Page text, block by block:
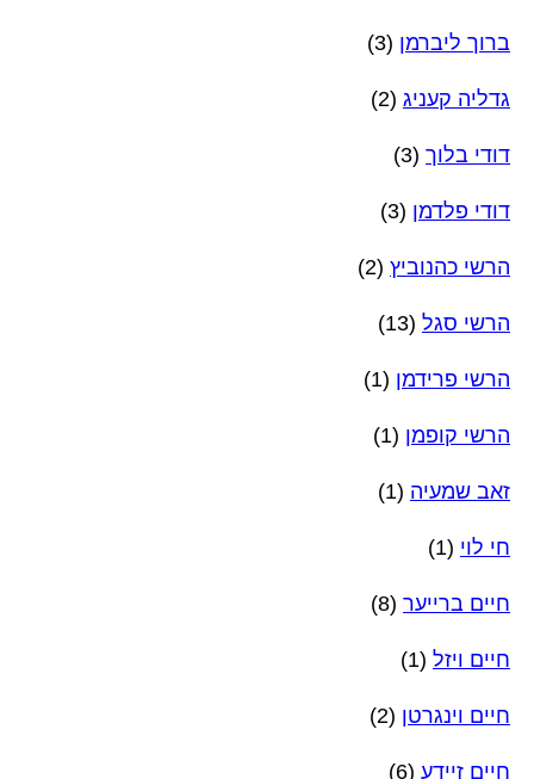
ברוך ליברמן (3)
גדליה קעניג (2)
דודי בלוך (3)
דודי פלדמן (3)
הרשי כהנוביץ (2)
הרשי סגל (13)
הרשי פרידמן (1)
הרשי קופמן (1)
זאב שמעיה (1)
חי לוי (1)
חיים ברייער (8)
חיים ויזל (1)
חיים וינגרטן (2)
חיים זיידע (6)